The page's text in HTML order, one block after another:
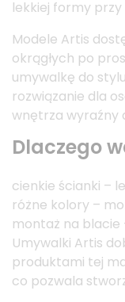
lekkiej formy przy
Modele Artis
okrągłych po
umywalkę do
rozwiązanie dla
wnętrza wyraźny
Dlaczego
cienkie ścianki –
różne kolory –
montaż na blacie
Umywalki Artis
produktami tej
co pozwala